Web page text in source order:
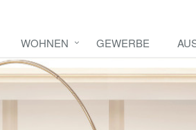
WOHNEN GEWERBE